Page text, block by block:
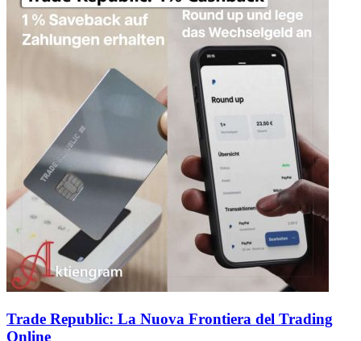
Trade Republic: La Nuova Frontiera del Trading
Online